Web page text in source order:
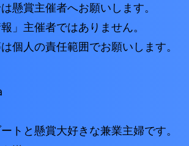
懸賞主催者へお願いします。
」主催者ではありません。
個人の責任範囲でお願いします。
トと懸賞大好きな兼業主婦です。